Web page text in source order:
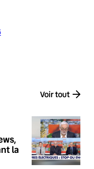
Voir tout
la